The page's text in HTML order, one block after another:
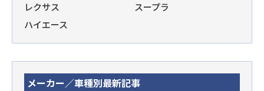
レクサス
スープラ
ハイエース
メーカー／車種別最新記事